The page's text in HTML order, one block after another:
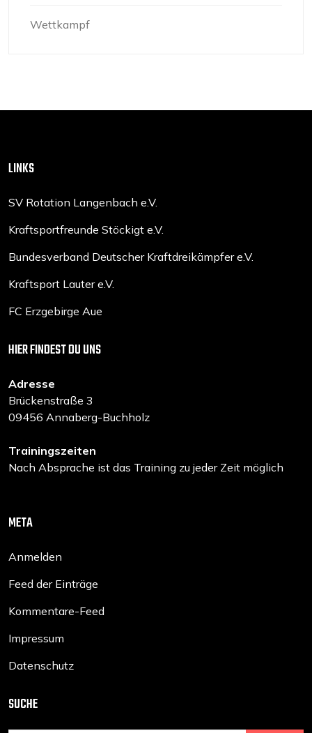
Wettkampf
LINKS
SV Rotation Langenbach e.V.
Kraftsportfreunde Stöckigt e.V.
Bundesverband Deutscher Kraftdreikämpfer e.V.
Kraftsport Lauter e.V.
FC Erzgebirge Aue
HIER FINDEST DU UNS
Adresse
Brückenstraße 3
09456 Annaberg-Buchholz
Trainingszeiten
Nach Absprache ist das Training zu jeder Zeit möglich
META
Anmelden
Feed der Einträge
Kommentare-Feed
Impressum
Datenschutz
SUCHE